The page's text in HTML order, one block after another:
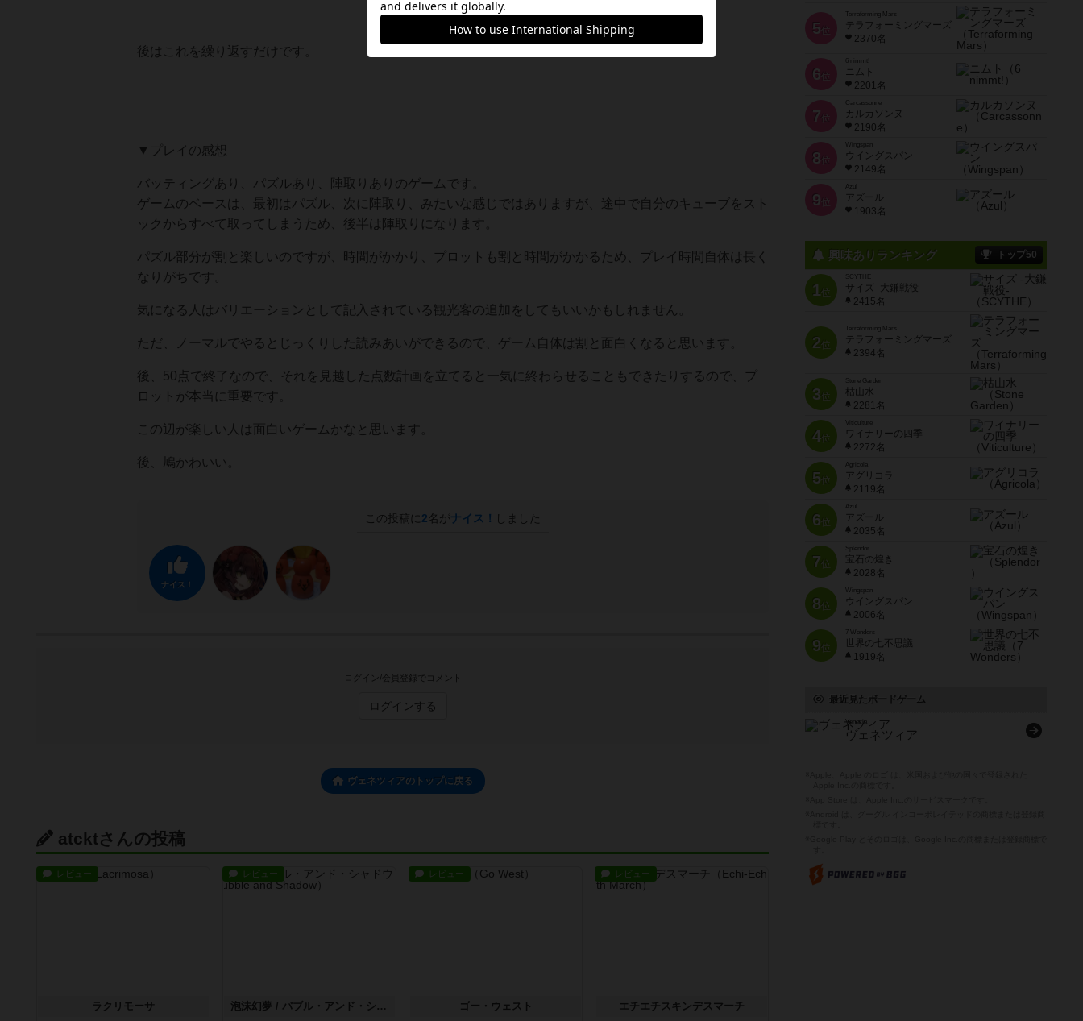
後はこれを繰り返すだけです。
▼プレイの感想
バッティングあり、パズルあり、陣取りありのゲームです。
ゲームのベースは、最初はパズル、次に陣取り、みたいな感じではありますが、途中で自分のキューブをスト
ックからすべて取ってしまうため、後半は陣取りになります。
パズル部分が割と楽しいのですが、時間がかかり、プロットも割と時間がかかるため、プレイ時間自体は長く
なりがちです。
気になる人はバリエーションとして記入されている観光客の追加をしてもいいかもしれません。
ただ、ノーマルでやるとじっくりした読みあいができるので、ゲーム自体は割と面白くなると思います。
後、50点で終了なので、それを見越した点数計画を立てると一気に終わらせることもできたりするので、プ
ロットが本当に重要です。
この辺が楽しい人は面白いゲームかなと思います。
後、鳩かわいい。
この投稿に 2名がナイス！ しました
ナイス！
ログイン/会員登録でコメント
ログインする
ヴェネツィアのトップに戻る
atcktさんの投稿
レビュー
ラクリモーサ
レビュー
泡沫幻夢 / バブル・アンド・シャドウ
レビュー
ゴー・ウェスト
レビュー
エチエチスキンデスマーチ
5 位
Terraforming Mars
テラフォーミングマーズ
2370名
6 位
ニムト
2201名
7 位
Carcassonne
カルカソンヌ
2190名
8 位
Wingspan
ウイングスパン
2149名
9 位
Azul
アズール
1903名
興味ありランキング トップ50
1位
SCYTHE
サイズ -大鎌戦役-
2415名
2位
Terraforming Mars
テラフォーミングマーズ
2394名
3位
Stone Garden
枯山水
2281名
4位
Viticulture
ワイナリーの四季
2272名
5位
Agricola
アグリコラ
2119名
6位
Azul
アズール
2035名
7位
宝石の煌き
2028名
8位
Wingspan
ウイングスパン
2006名
9位
7 Wonders
世界の七不思議
1919名
最近見たボードゲーム
Venezia
ヴェネツィア